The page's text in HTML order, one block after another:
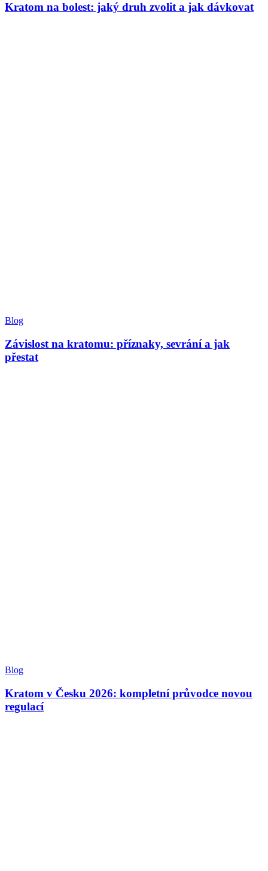
Kratom na bolest: jaký druh zvolit a jak dávkovat
Blog
Závislost na kratomu: příznaky, sevrání a jak
přestat
Blog
Kratom v Česku 2026: kompletní průvodce novou
regulací